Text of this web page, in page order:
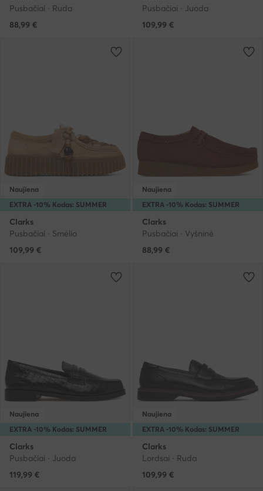
Pusbačiai · Ruda
88,99 €
Pusbačiai · Juoda
109,99 €
EXTRA -10% Kodas: SUMMER
Naujiena
Clarks
Pusbačiai · Smėlio
109,99 €
EXTRA -10% Kodas: SUMMER
Naujiena
Clarks
Pusbačiai · Vyšninė
88,99 €
EXTRA -10% Kodas: SUMMER
Naujiena
Clarks
Pusbačiai · Juoda
119,99 €
EXTRA -10% Kodas: SUMMER
Naujiena
Clarks
Lordsai · Ruda
109,99 €